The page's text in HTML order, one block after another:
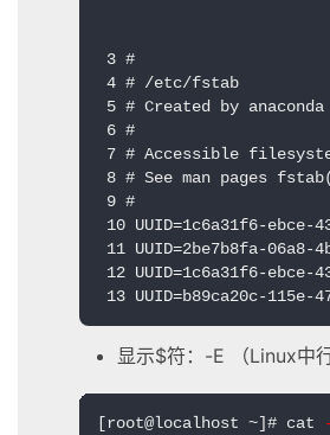
3 #
4 # /etc/fstab
5 # Created by
6 #
7 # Accessible
8 # See man pages
9 #
10 UUID=1c6a31f6-
11 UUID=2be7b8fa-
12 UUID=1c6a31f6-ebce-
13 UUID=b89ca20c-
显示$符：-E （Linux中
[root@localhost ~]# cat